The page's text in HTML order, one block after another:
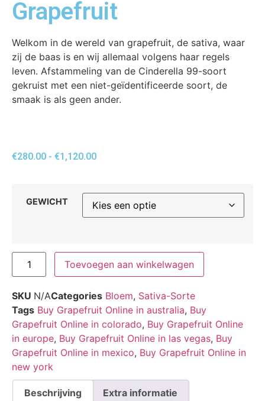
Grapefruit
Welkom in de wereld van grapefruit, de sativa, waar
zij de baas is en wij allemaal volgens haar regels
leven. Afstammeling van de Cinderella 99-soort
gekruist met een niet-geïdentificeerde soort, de
smaak is als geen ander.
€280.00 - €1,120.00
GEWICHT
Toevoegen aan winkelwagen
SKU N/ACategories Bloem, Sativa-Sorte
Tags Buy Grapefruit Online in australia, Buy
Grapefruit Online in colorado, Buy Grapefruit Online
in europe, Buy Grapefruit Online in las vegas, Buy
Grapefruit Online in mexico, Buy Grapefruit Online in
new york
Beschrijving Extra informatie